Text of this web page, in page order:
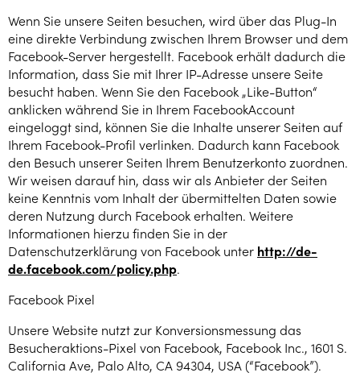
Wenn Sie unsere Seiten besuchen, wird über das Plug-In
eine direkte Verbindung zwischen Ihrem Browser und dem
Facebook-Server hergestellt. Facebook erhält dadurch die
Information, dass Sie mit Ihrer IP-Adresse unsere Seite
besucht haben. Wenn Sie den Facebook „Like-Button“
anklicken während Sie in Ihrem FacebookAccount
eingeloggt sind, können Sie die Inhalte unserer Seiten auf
Ihrem Facebook-Profil verlinken. Dadurch kann Facebook
den Besuch unserer Seiten Ihrem Benutzerkonto zuordnen.
Wir weisen darauf hin, dass wir als Anbieter der Seiten
keine Kenntnis vom Inhalt der übermittelten Daten sowie
deren Nutzung durch Facebook erhalten. Weitere
Informationen hierzu finden Sie in der
Datenschutzerklärung von Facebook unter http://de-
de.facebook.com/policy.php.
Facebook Pixel
Unsere Website nutzt zur Konversionsmessung das
Besucheraktions-Pixel von Facebook, Facebook Inc., 1601 S.
California Ave, Palo Alto, CA 94304, USA (“Facebook”).